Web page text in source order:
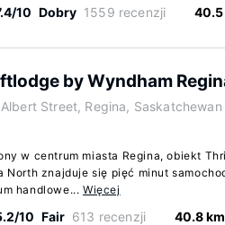
10 Dobry 1559 recenzji 40.5
by Wyndham
Street, Regina, Saskatchewan
w centrum miasta Regina, obiekt
North znajduje się pięć minut
handlowe... Więcej
10 Fair 613 recenzji 40.8 km